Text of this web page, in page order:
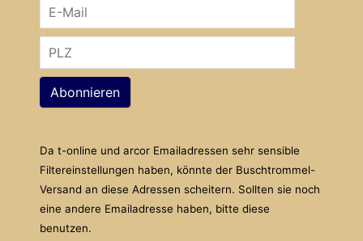
Abonnieren
Da t-online und arcor Emailadressen sehr sensible
Filtereinstellungen haben, könnte der Buschtrommel-
Versand an diese Adressen scheitern. Sollten sie noch
eine andere Emailadresse haben, bitte diese
benutzen.